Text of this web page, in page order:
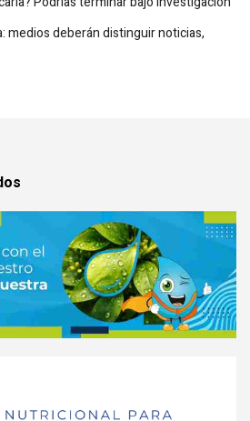
medios deberán distinguir noticias,